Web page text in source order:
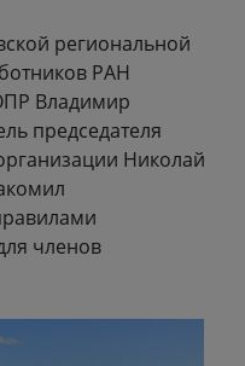
региональной
РАН
Владимир
председателя
Николай
членов